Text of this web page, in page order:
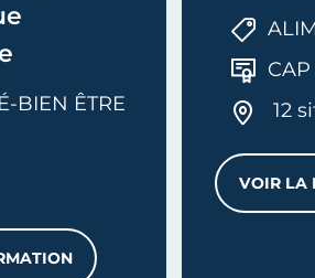
BIEN ÊTRE
ESTHÉTIQUE COSMÉTIQUE
CAP
12
VOIR LA